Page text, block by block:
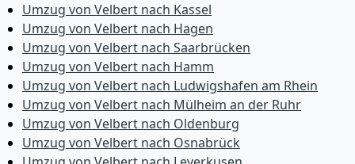
Umzug von Velbert nach Kassel
Umzug von Velbert nach Hagen
Umzug von Velbert nach Saarbrücken
Umzug von Velbert nach Hamm
Umzug von Velbert nach Ludwigshafen am Rhein
Umzug von Velbert nach Mülheim an der Ruhr
Umzug von Velbert nach Oldenburg
Umzug von Velbert nach Osnabrück